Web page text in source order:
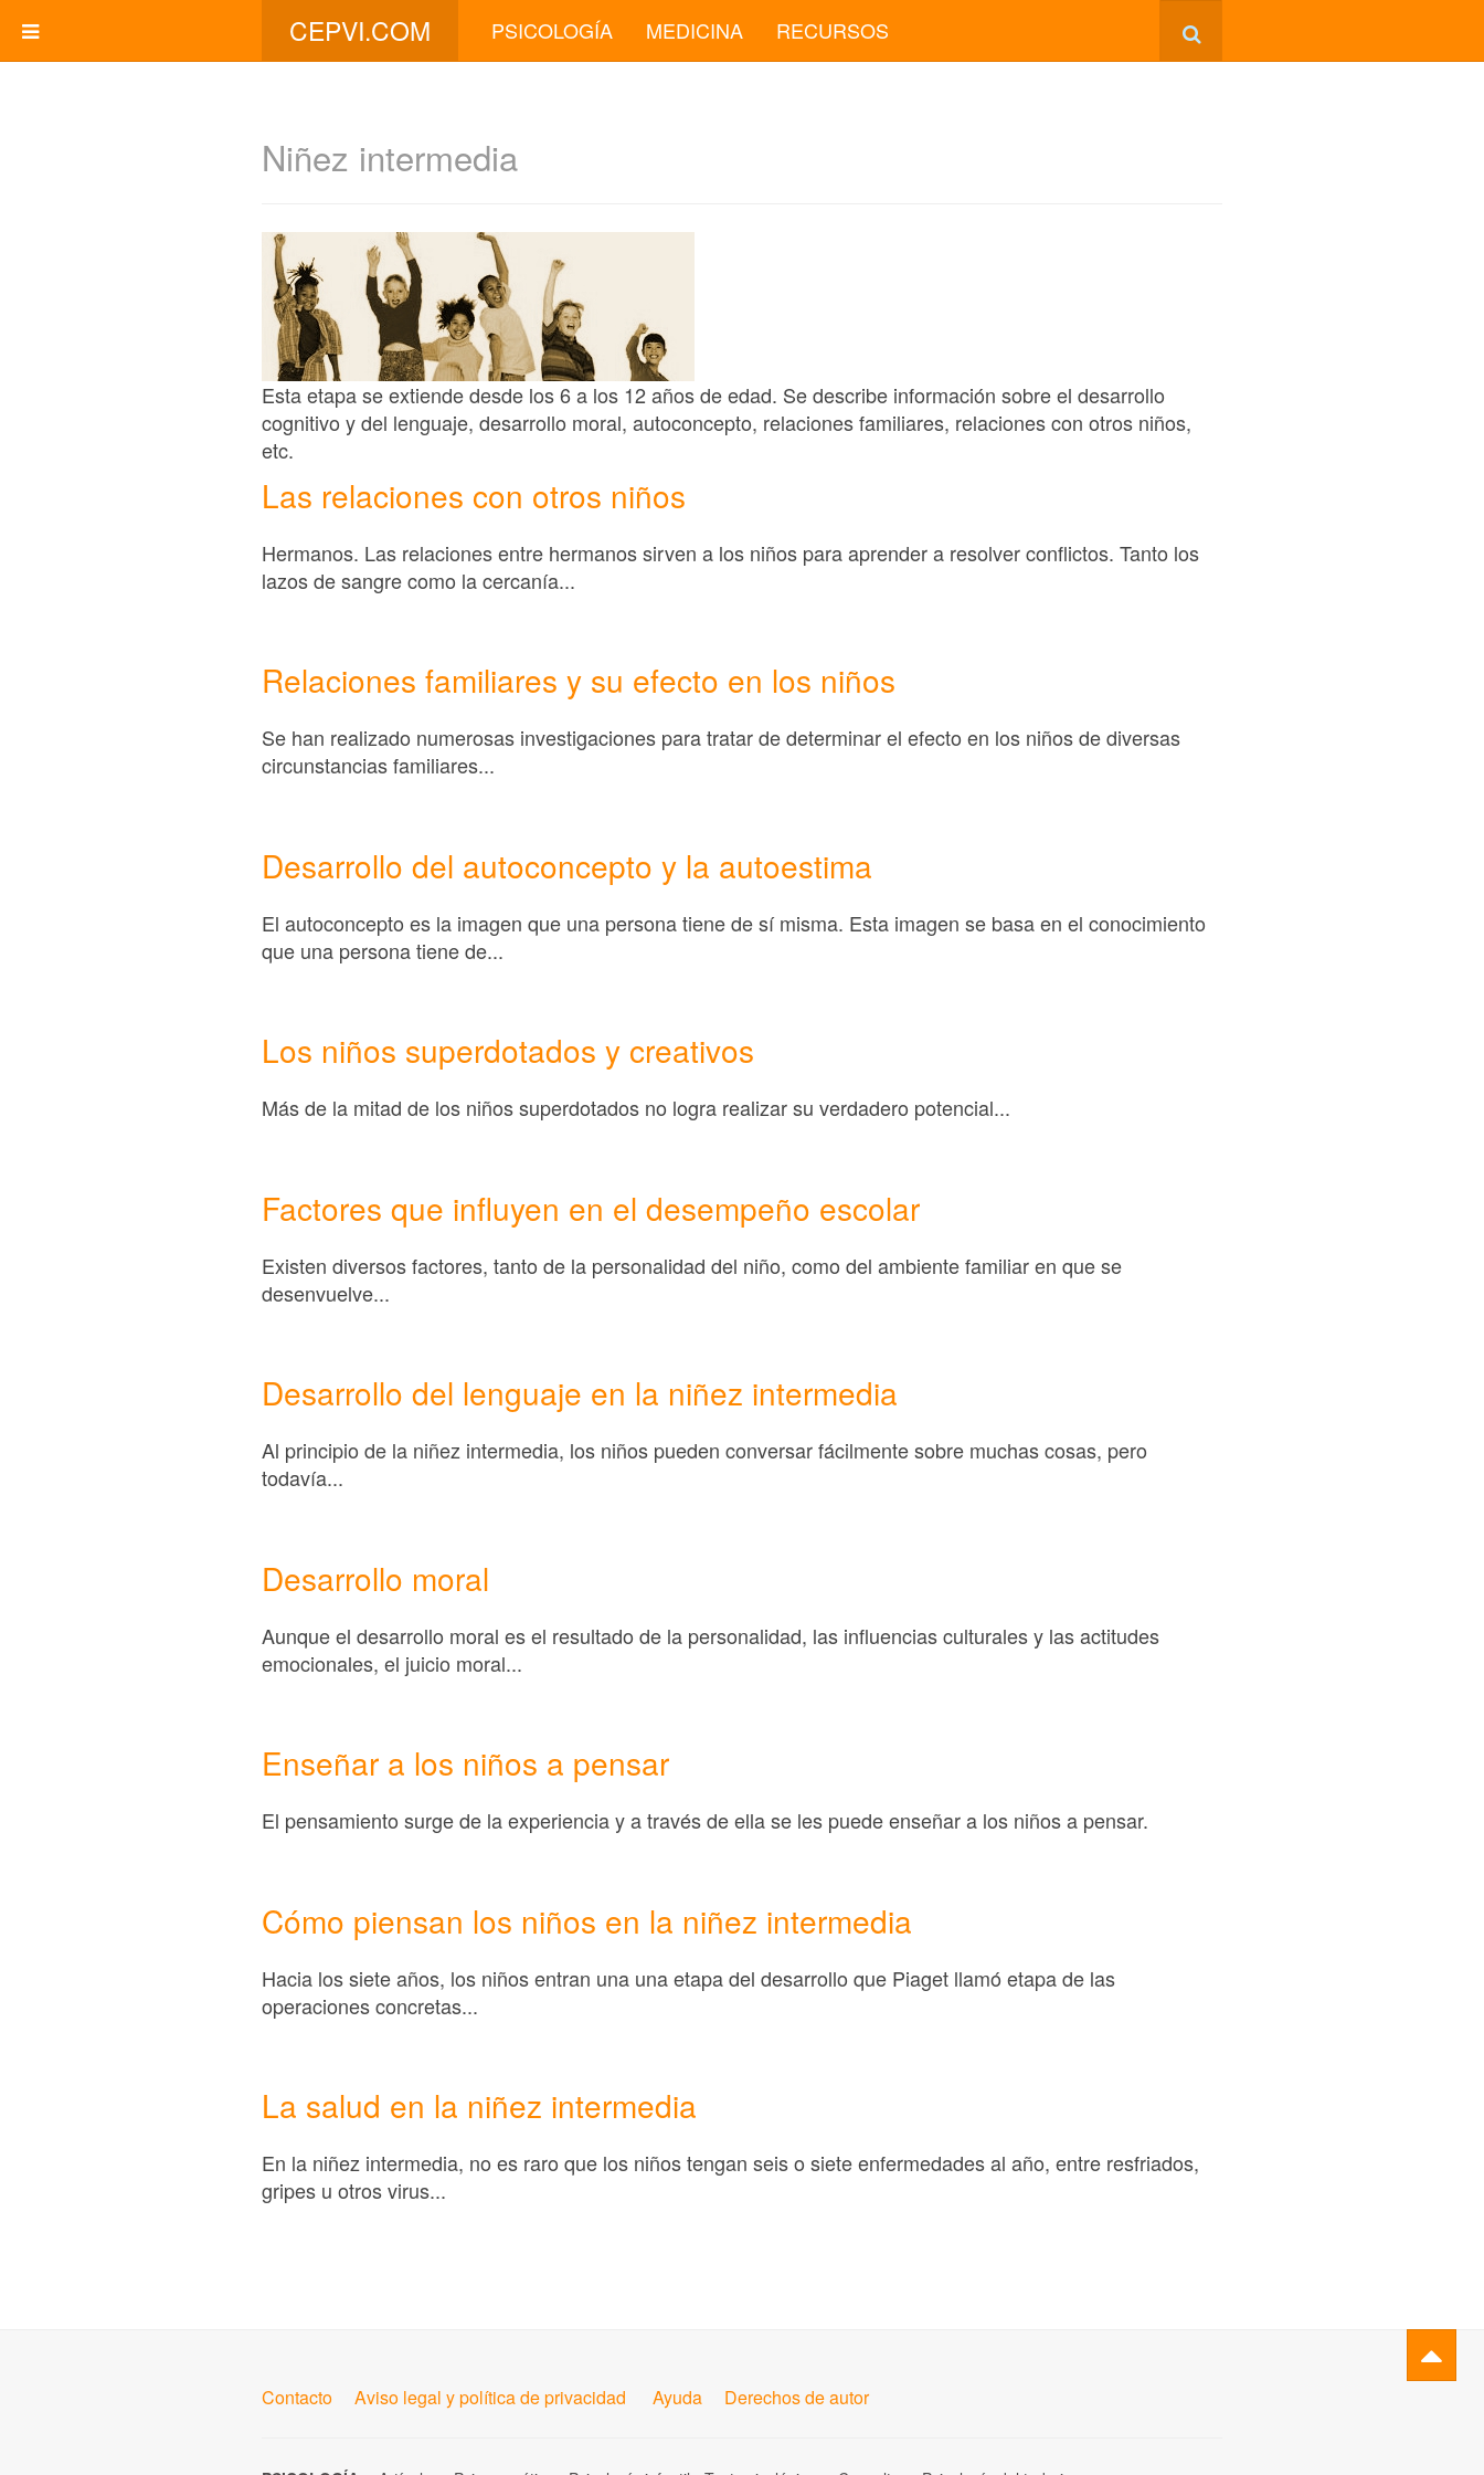
CEPVI.COM PSICOLOGÍA MEDICINA RECURSOS
Niñez intermedia
Esta etapa se extiende desde los 6 a los 12 años de edad. Se describe información sobre el desarrollo
cognitivo y del lenguaje, desarrollo moral, autoconcepto, relaciones familiares, relaciones con otros niños,
etc.
Las relaciones con otros niños
Hermanos. Las relaciones entre hermanos sirven a los niños para aprender a resolver conflictos. Tanto los
lazos de sangre como la cercanía...
Relaciones familiares y su efecto en los niños
Se han realizado numerosas investigaciones para tratar de determinar el efecto en los niños de diversas
circunstancias familiares...
Desarrollo del autoconcepto y la autoestima
El autoconcepto es la imagen que una persona tiene de sí misma. Esta imagen se basa en el conocimiento
que una persona tiene de...
Los niños superdotados y creativos
Más de la mitad de los niños superdotados no logra realizar su verdadero potencial...
Factores que influyen en el desempeño escolar
Existen diversos factores, tanto de la personalidad del niño, como del ambiente familiar en que se
desenvuelve...
Desarrollo del lenguaje en la niñez intermedia
Al principio de la niñez intermedia, los niños pueden conversar fácilmente sobre muchas cosas, pero
todavía...
Desarrollo moral
Aunque el desarrollo moral es el resultado de la personalidad, las influencias culturales y las actitudes
emocionales, el juicio moral...
Enseñar a los niños a pensar
El pensamiento surge de la experiencia y a través de ella se les puede enseñar a los niños a pensar.
Cómo piensan los niños en la niñez intermedia
Hacia los siete años, los niños entran una una etapa del desarrollo que Piaget llamó etapa de las
operaciones concretas...
La salud en la niñez intermedia
En la niñez intermedia, no es raro que los niños tengan seis o siete enfermedades al año, entre resfriados,
gripes u otros virus...
Contacto Aviso legal y política de privacidad Ayuda Derechos de autor